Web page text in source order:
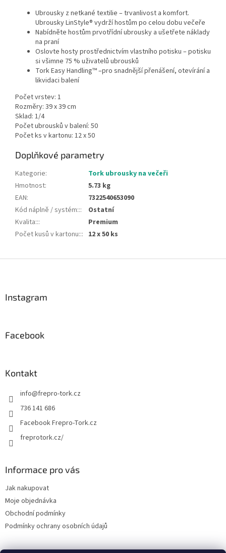
Ubrousky z netkané textilie – trvanlivost a komfort.
Ubrousky LinStyle® vydrží hostům po celou dobu večeře
Nabídněte hostům prvotřídní ubrousky a ušetřete náklady
na praní
Oslovte hosty prostřednictvím vlastního potisku – potisku
si všimne 75 % uživatelů ubrousků
Tork Easy Handling™ –pro snadnější přenášení, otevírání a
likvidaci balení
Počet vrstev: 1
Rozměry: 39 x 39 cm
Sklad: 1/4
Počet ubrousků v balení: 50
Počet ks v kartonu: 12 x 50
Doplňkové parametry
Kategorie:
Tork ubrousky na večeři
Hmotnost:
5.73 kg
EAN:
7322540653090
Kód náplně / systém:::
Ostatní
Kvalita:::
Premium
Počet kusů v kartonu::: 12 x 50 ks
Instagram
Facebook
Kontakt
info@frepro-tork.cz
736 141 686
Facebook Frepro-Tork.cz
freprotork.cz/
Informace pro vás
Jak nakupovat
Moje objednávka
Obchodní podmínky
Podmínky ochrany osobních údajů